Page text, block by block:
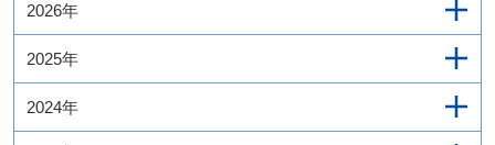
2026年
2025年
2024年